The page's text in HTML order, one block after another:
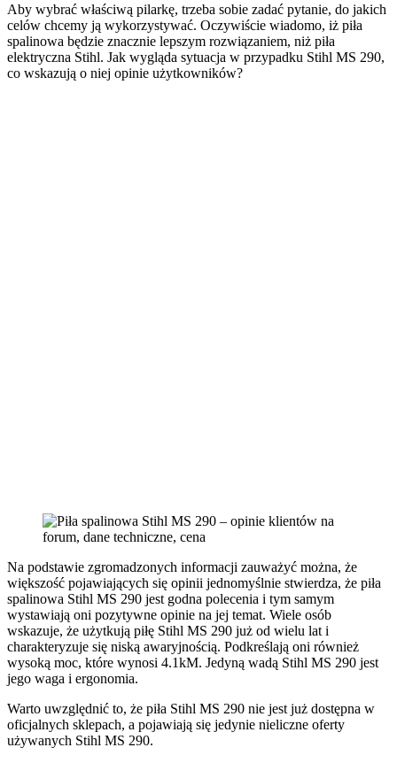
Aby wybrać właściwą pilarkę, trzeba sobie zadać pytanie, do jakich
celów chcemy ją wykorzystywać. Oczywiście wiadomo, iż piła
spalinowa będzie znacznie lepszym rozwiązaniem, niż piła
elektryczna Stihl. Jak wygląda sytuacja w przypadku Stihl MS 290,
co wskazują o niej opinie użytkowników?
Na podstawie zgromadzonych informacji zauważyć można, że
większość pojawiających się opinii jednomyślnie stwierdza, że piła
spalinowa Stihl MS 290 jest godna polecenia i tym samym
wystawiają oni pozytywne opinie na jej temat. Wiele osób
wskazuje, że użytkują piłę Stihl MS 290 już od wielu lat i
charakteryzuje się niską awaryjnością. Podkreślają oni również
wysoką moc, które wynosi 4.1kM. Jedyną wadą Stihl MS 290 jest
jego waga i ergonomia.
Warto uwzględnić to, że piła Stihl MS 290 nie jest już dostępna w
oficjalnych sklepach, a pojawiają się jedynie nieliczne oferty
używanych Stihl MS 290.